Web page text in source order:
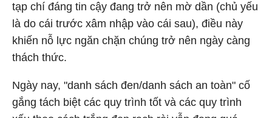
tạp chí đáng tin cậy đang trở nên mờ dần (chủ yếu
là do cái trước xâm nhập vào cái sau), điều này
khiến nỗ lực ngăn chặn chúng trở nên ngày càng
thách thức.
Ngày nay, "danh sách đen/danh sách an toàn" cố
gắng tách biệt các quy trình tốt và các quy trình